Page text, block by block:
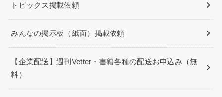
トピックス掲載依頼
みんなの掲示板（紙面）掲載依頼
【企業配送】週刊Vetter・書籍各種の配送お申込み（無
料）